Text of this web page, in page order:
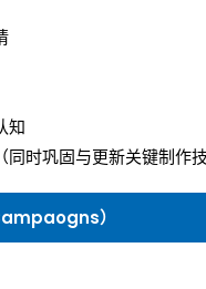
知
时巩固与更新关键制作技
）